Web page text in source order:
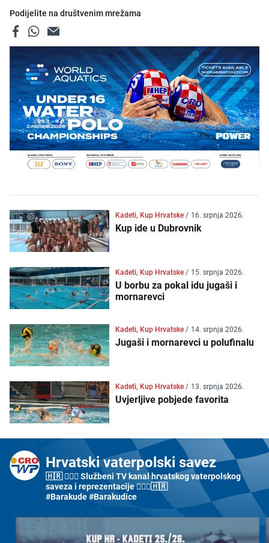
Podijelite na društvenim mrežama
Kadeti, Kup Hrvatske / 16. srpnja 2026.
Kup ide u Dubrovnik
Kadeti, Kup Hrvatske / 15. srpnja 2026.
U borbu za pokal idu jugaši i
mornarevci
Kadeti, Kup Hrvatske / 14. srpnja 2026.
Jugaši i mornarevci u polufinalu
Kadeti, Kup Hrvatske / 13. srpnja 2026.
Uvjerljive pobjede favorita
Hrvatski vaterpolski savez
🇭🇷 🤽🏼‍♂️ Službeni TV kanal hrvatskog vaterpolskog
saveza i reprezentacije 🤽🏼‍♀️🇭🇷
#Barakude #Barakudice